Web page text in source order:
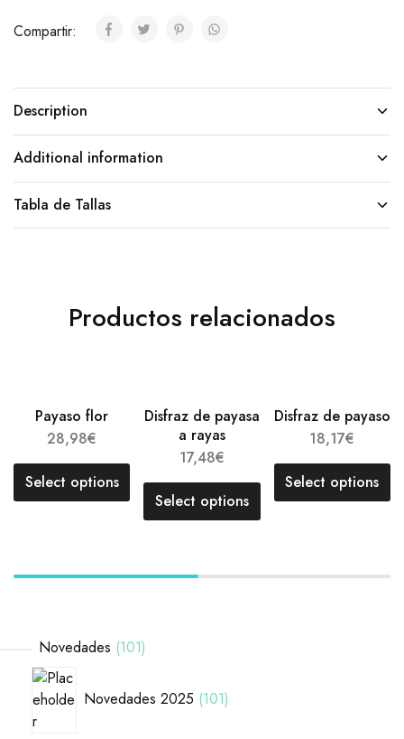
Compartir:
Description
Additional information
Tabla de Tallas
Productos relacionados
Payaso flor
28,98€
Select options
Disfraz de payasa
a rayas
17,48€
Select options
Disfraz de payaso
18,17€
Select options
Novedades 101
Novedades 2025 101